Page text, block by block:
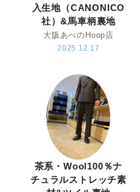
入生地（CANONICO
社）&馬車柄裏地
大阪あべのHoop店
2025.12.17
茶系・Wool100％ナ
チュラルストレッチ素